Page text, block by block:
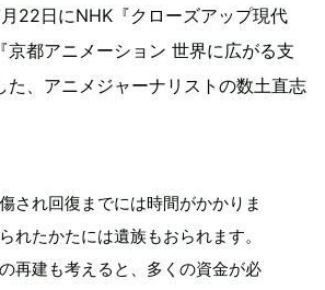
22日にNHK『クローズアップ現代
京都アニメーション 世界に広がる支
た、アニメジャーナリストの数土直志
され回復までには時間がかかりま
れたかたには遺族もおられます。
再建も考えると、多くの資金が必